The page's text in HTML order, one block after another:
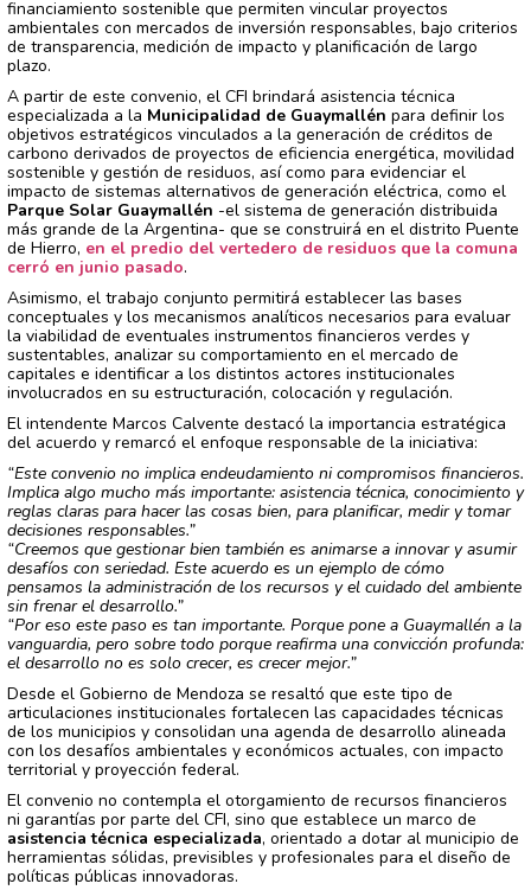
financiamiento sostenible que permiten vincular proyectos
ambientales con mercados de inversión responsables, bajo criterios
de transparencia, medición de impacto y planificación de largo
plazo.
A partir de este convenio, el CFI brindará asistencia técnica
especializada a la Municipalidad de Guaymallén para definir los
objetivos estratégicos vinculados a la generación de créditos de
carbono derivados de proyectos de eficiencia energética, movilidad
sostenible y gestión de residuos, así como para evidenciar el
impacto de sistemas alternativos de generación eléctrica, como el
Parque Solar Guaymallén -el sistema de generación distribuida
más grande de la Argentina- que se construirá en el distrito Puente
de Hierro, en el predio del vertedero de residuos que la comuna
cerró en junio pasado.
Asimismo, el trabajo conjunto permitirá establecer las bases
conceptuales y los mecanismos analíticos necesarios para evaluar
la viabilidad de eventuales instrumentos financieros verdes y
sustentables, analizar su comportamiento en el mercado de
capitales e identificar a los distintos actores institucionales
involucrados en su estructuración, colocación y regulación.
El intendente Marcos Calvente destacó la importancia estratégica
del acuerdo y remarcó el enfoque responsable de la iniciativa:
“Este convenio no implica endeudamiento ni compromisos financieros.
Implica algo mucho más importante: asistencia técnica, conocimiento y
reglas claras para hacer las cosas bien, para planificar, medir y tomar
decisiones responsables.”
“Creemos que gestionar bien también es animarse a innovar y asumir
desafíos con seriedad. Este acuerdo es un ejemplo de cómo
pensamos la administración de los recursos y el cuidado del ambiente
sin frenar el desarrollo.”
“Por eso este paso es tan importante. Porque pone a Guaymallén a la
vanguardia, pero sobre todo porque reafirma una convicción profunda:
el desarrollo no es solo crecer, es crecer mejor.”
Desde el Gobierno de Mendoza se resaltó que este tipo de
articulaciones institucionales fortalecen las capacidades técnicas
de los municipios y consolidan una agenda de desarrollo alineada
con los desafíos ambientales y económicos actuales, con impacto
territorial y proyección federal.
El convenio no contempla el otorgamiento de recursos financieros
ni garantías por parte del CFI, sino que establece un marco de
asistencia técnica especializada, orientado a dotar al municipio de
herramientas sólidas, previsibles y profesionales para el diseño de
políticas públicas innovadoras.